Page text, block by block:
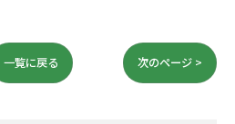
一覧に戻る 次のページ >